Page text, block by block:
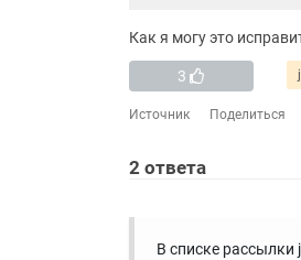
Как я могу это
3
Источник Поделиться
2 ответа
В списке рассылки